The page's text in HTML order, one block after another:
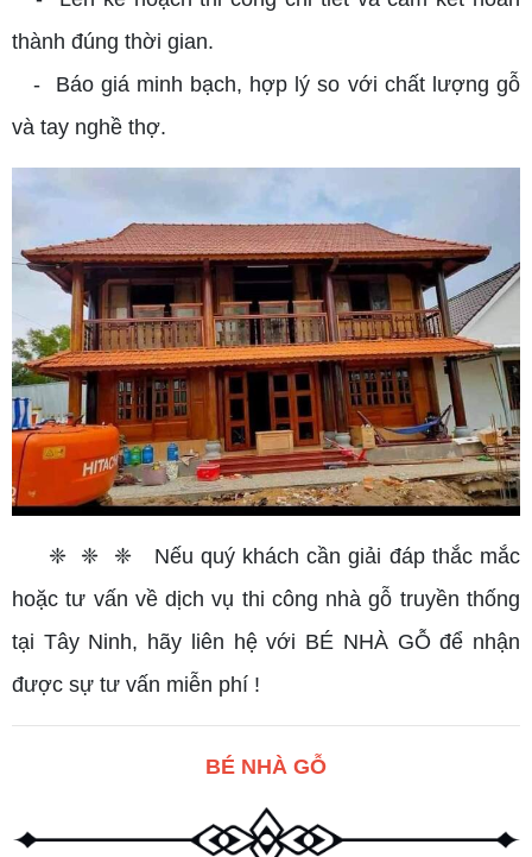
thành đúng thời gian.
- Báo giá minh bạch, hợp lý so với chất lượng gỗ
và tay nghề thợ.
❈ ❈ ❈ Nếu quý khách cần giải đáp thắc mắc
hoặc tư vấn về dịch vụ thi công nhà gỗ truyền thống
tại Tây Ninh, hãy liên hệ với BÉ NHÀ GỖ để nhận
được sự tư vấn miễn phí !
BÉ NHÀ GỖ